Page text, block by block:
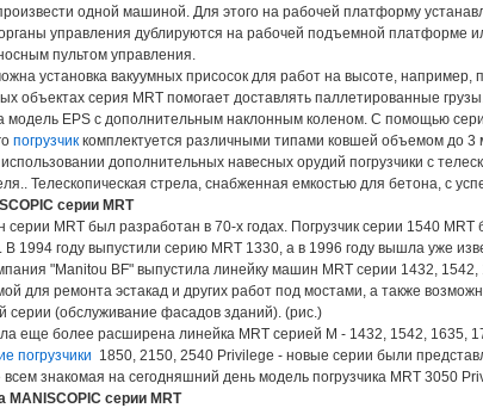
одной машиной. Для этого на рабочей платформу
управления дублируются на рабочей подъемной платформе
пультом управления.
установка вакуумных присосок для работ на высоте, например,
объектах серия MRT помогает доставлять паллетированные
модель EPS с дополнительным наклонным коленом. С помощью
погрузчиккомплектуется различными типами ковшей объемом до 3
дополнительных навесных орудий погрузчики с
Телескопическая стрела, снабженная емкостью для бетона, с
серии MRT
MRT был разработан в 70-х годах. Погрузчик серии 1540
В 1994 году выпустили серию MRT 1330, а в 1996 году вышла уже
"Manitou BF" выпустила линейку машин MRT серии 1432,
для ремонта эстакад и других работ под мостами, а также
серии (обслуживание фасадов зданий). (рис.)
еще более расширена линейка MRT серией М - 1432, 1542, 1635,
погрузчики 1850, 2150, 2540 Privilege - новые серии были
знакомая на сегодняшний день модель погрузчика MRT 3050
серии MRT